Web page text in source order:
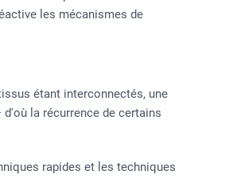
les mécanismes de
étant interconnectés, une
la récurrence de certains
rapides et les techniques